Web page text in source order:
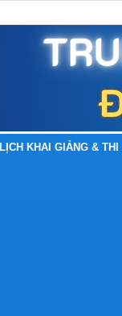
LỊCH KHAI GIẢNG & THI